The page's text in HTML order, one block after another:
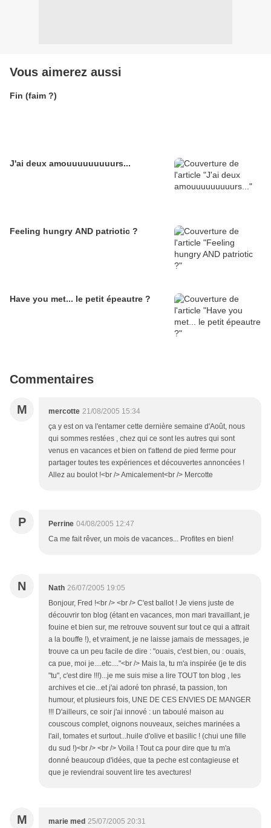
Vous aimerez aussi
Fin (faim ?)
J'ai deux amouuuuuuuuurs...
Feeling hungry AND patriotic ?
Have you met... le petit épeautre ?
Commentaires
M mercotte 21/08/2005 15:34
ça y est on va l'entamer cette dernière semaine d'Août, nous
qui sommes restées , chez qui ce sont les autres qui sont
venus en vacances et bien on t'attend de pied ferme pour
partager toutes tes expériences et découvertes annoncées !
Allez au boulot !<br /> Amicalement<br /> Mercotte
P Perrine 04/08/2005 12:47
Ca me fait rêver, un mois de vacances... Profites en bien!
N Nath 26/07/2005 19:05
Bonjour, Fred !<br /> <br /> C'est ballot ! Je viens juste de
découvrir ton blog (étant en vacances, mon mari travaillant, je
fouine et bien sur, me retrouve souvent sur tout ce qui a attrait
a la bouffe !), et vraiment, je ne laisse jamais de messages, je
trouve ca un peu facile de dire : "ouais, c'est bien, ou : ouais,
ca pue, moi je....etc...."<br /> Mais la, tu m'a inspirée (je te dis
"tu", c'est dire !!!)...je me suis mise a lire TOUT ton blog , les
archives et cie...et j'ai adoré ton phrasé, ta passion, ton
humour, et plusieurs fois, UNE DE CES ENVIES DE MANGER
!!! D'ailleurs, ce soir j'ai innové : un taboulé maison au
couscous complet, oignons nouveaux, seiches marinées a
l'ail, tomates et surtout...huile d'olive et basilic ! (chui une fille
du sud !)<br /> <br /> Voila ! Tout ca pour dire que tu m'a
donné beaucoup d'idées, que ta peche est contagieuse et
que je reviendrai souvent lire tes avectures!
M marie med 25/07/2005 20:31